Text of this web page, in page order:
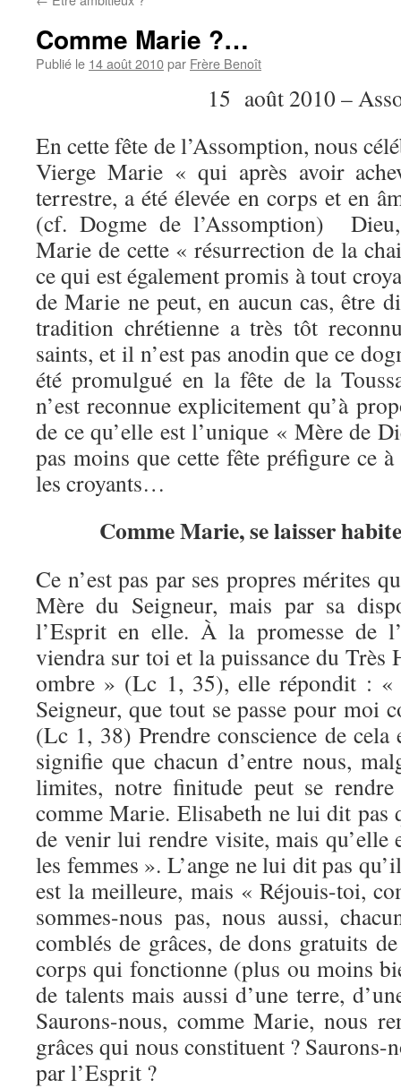
Comme Marie ?…
Publié le 14 août 2010par Frère Benoît
15 août 2010 –
En cette fête de l’Assomption, nous
Vierge Marie « qui après avoir
terrestre, a été élevée en corps et en
(cf. Dogme de l’Assomption)
Marie de cette « résurrection de la
ce qui est également promis à tout
de Marie ne peut, en aucun cas, être
tradition chrétienne a très tôt
saints, et il n’est pas anodin que ce
été promulgué en la fête de la
n’est reconnue explicitement qu’à
de ce qu’elle est l’unique « Mère de
pas moins que cette fête préfigure ce
les croyants…
Comme Marie, se laisser
Ce n’est pas par ses propres mérites
Mère du Seigneur, mais par sa
l’Esprit en elle. À la promesse de
viendra sur toi et la puissance du Très
ombre » (Lc 1, 35), elle répondit : «
Seigneur, que tout se passe pour moi
(Lc 1, 38) Prendre conscience de
signifie que chacun d’entre nous,
limites, notre finitude peut se
comme Marie. Elisabeth ne lui dit pas
de venir lui rendre visite, mais qu’elle
les femmes ». L’ange ne lui dit pas
est la meilleure, mais « Réjouis-toi,
sommes-nous pas, nous aussi,
comblés de grâces, de dons gratuits
corps qui fonctionne (plus ou moins
de talents mais aussi d’une terre,
Saurons-nous, comme Marie, nous
grâces qui nous constituent ? Saurons-
par l’Esprit ?